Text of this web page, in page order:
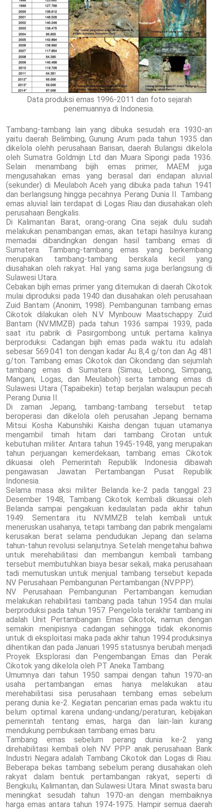
Data produksi emas 1996-2011 dan foto sejarah
penemuannya di Indonesia.
Tambang-tambang lain yang dibuka sesudah era 1930-an
yaitu daerah Belimbing, Gunung Arum pada tahun 1935 dan
dikelola olehh perusahaan Barisan, daerah Bulangsi dikelola
oleh Sumatra Goldmijn Ltd dan Muara Sipongi pada 1936.
Selain menambang bijih emas primer, MAEM juga
mengusahakan emas yang berasal dari endapan aluvial
(sekunder) di Meulaboh Aceh yang dibuka pada tahun 1941
dan berlangsung hingga pecahnya Perang Dunia II. Tambang
emas aluvial lain terdapat di Logas Riau dan diusahakan oleh
perusahaan Bengkalis.
Di Kalimantan Barat, orang-orang Cina sejak dulu sudah
melakukan penambangan emas, akan tetapi hasilnya kurang
memadai dibandingkan dengan hasil tambang emas di
Sumatera. Tambang-tambang emas yang berkembang
merupakan tambang-tambang berskala kecil yang
diusahakan oleh rakyat. Hal yang sama juga berlangsung di
Sulawesi Utara.
Cebakan bijih emas primer yang ditemukan di daerah Cikotok
mulai diproduksi pada 1940 dan diusahakan oleh perusahaan
Zuid Bantam (Anonim, 1998). Pembangunan tambang emas
Cikotok dilakukan oleh N.V Mynbouw Maatschappy Zuid
Bantam (NV.MMZB) pada tahun 1936 sampai 1939, pada
saat itu pabrik di Pasirgombong untuk pertama kalinya
berproduksi. Cadangan bijih emas pada waktu itu adalah
sebesar 569.041 ton dengan kadar Au 8,4 g/ton dan Ag 481
g/ton. Tambang emas Cikotok dan Cikondang dan sejumlah
tambang emas di Sumatera (Simau, Lebong, Simpang,
Mangani, Logas, dan Meulaboh) serta tambang emas di
Sulawesi Utara (Tapaibekin) tetap berjalan walaupun pecah
Perang Dunia II.
Di zaman Jepang, tambang-tambang tersebut tetap
beroperasi dan dikelola oleh perusahan Jepang bernama
Mitsui Kosha Kabunshiki Kaisha dengan tujuan utamanya
mengambil timah hitam dari tambang Cirotan untuk
kebutuhan militer. Antara tahun 1945-1948, yang merupakan
tahun perjuangan kemerdekaan, tambang emas Cikotok
dikuasai oleh Pemerintah Republik Indonesia dibawah
pengawasan Jawatan Pertambangan Pusat Republik
Indonesia.
Selama masa aksi militer Belanda ke-2 pada tanggal 23
Desember 1948, Tambang Cikotok kembali dikuasai oleh
Belanda sampai pengakuan kedaulatan pada akhir tahun
1949. Sementara itu NV.MMZB telah kembali untuk
meneruskan usahanya, tetapi tambang dan pabrik mengalami
kerusakan berat selama pendudukan Jepang dan selama
tahun-tahun revolusi selanjutnya. Setelah mengetahui bahwa
untuk merehabilitasi dan membangun kembali tambang
tersebut membutuhkan biaya besar sekali, maka perusahaan
tadi memutuskan untuk menjual tambang tersebut kepada
NV Perusahaan Pembangunan Pertambangan (NV.PPP).
NV Perusahaan Pembangunan Pertambangan kemudian
melakukan rehabilitasi tambang pada tahun 1954 dan mulai
berproduksi pada tahun 1957. Pengelola terakhir tambang ini
adalah Unit Pertambangan Emas Cikotok, namun dengan
semakin menipisnya cadangan sehingga tidak ekonomis
untuk di eksploitasi maka pada akhir tahun 1994 produksinya
dihentikan dan pada Januari 1995 statusnya berubah menjadi
Proyek Eksplorasi dan Pengembangan Emas dan Perak
Cikotok yang dikelola oleh PT Aneka Tambang.
Umumnya dari tahun 1950 sampai dengan tahun 1970-an
usaha pertambangan emas hanya melakukan atau
merehabilitasi sisa perusahaan tembang emas sebelum
perang dunia ke-2. Kegiatan pencarian emas pada waktu itu
belum optimal karena undang-undang/peraturan, kebijakan
pemerintah tentang emas, harga dan lain-lain kurang
mendukung pembukaan tambang emas baru.
Tambang emas sebelum perang dunia ke-2 yang
direhabilitasi kembali oleh NV PPP anak perusahaan Bank
Industri Negara adalah Tambang Cikotok dan Logas di Riau.
Beberapa bekas tambang sebelum perang diusahakan oleh
rakyat dalam bentuk pertambangan rakyat, seperti di
Bengkulu, Kalimantan, dan Sulawesi Utara. Minat swasta baru
meningkat sesudah tahun 1970-an dengan membaiknya
harga emas antara tahun 1974-1975. Hampir semua daerah